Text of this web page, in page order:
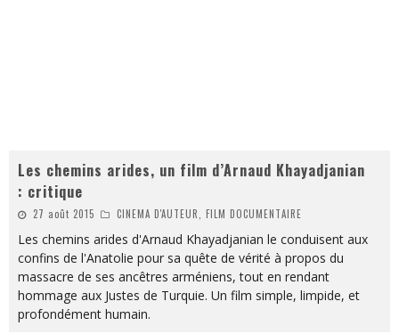
Les chemins arides, un film d’Arnaud Khayadjanian
: critique
27 août 2015 CINEMA D'AUTEUR, FILM DOCUMENTAIRE
Les chemins arides d'Arnaud Khayadjanian le conduisent aux
confins de l'Anatolie pour sa quête de vérité à propos du
massacre de ses ancêtres arméniens, tout en rendant
hommage aux Justes de Turquie. Un film simple, limpide, et
profondément humain.